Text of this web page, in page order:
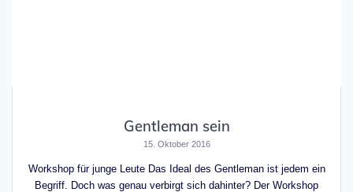
Gentleman sein
15. Oktober 2016
Workshop für junge Leute Das Ideal des Gentleman ist jedem ein
Begriff. Doch was genau verbirgt sich dahinter? Der Workshop